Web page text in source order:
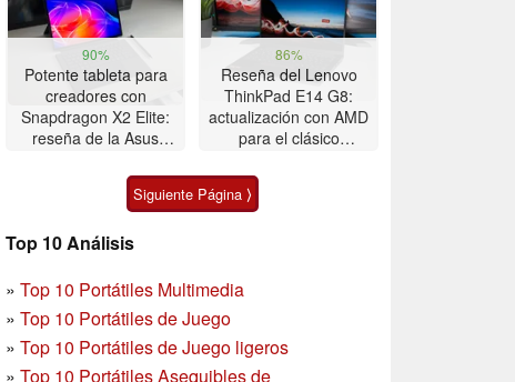
90%
Potente tableta para
creadores con
Snapdragon X2 Elite:
reseña de la Asus
86%
Reseña del Lenovo
ThinkPad E14 G8:
actualización con AMD
para el clásico
autonomía
Siguiente Página ⟩
Top 10 Análisis
» Top 10 Portátiles Multimedia
» Top 10 Portátiles de Juego
» Top 10 Portátiles de Juego ligeros
» Top 10 Portátiles Asequibles de